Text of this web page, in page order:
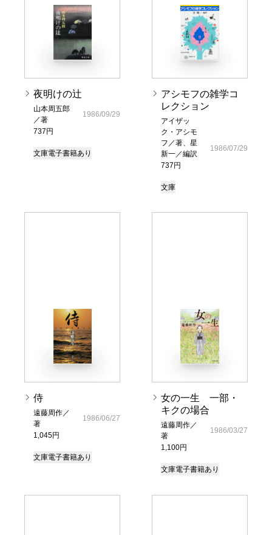
夜明けの辻
山本周五郎
／著
737円
1986/09/29
文庫電子書籍あり
アシモフの雑学コ
レクション
アイザッ
ク・アシモ
フ／著、星
新一／編訳
737円
1986/07/29
文庫
侍
遠藤周作／
著
1,045円
1986/06/27
文庫電子書籍あり
女の一生 一部・
キクの場合
遠藤周作／
著
1,100円
1986/03/27
文庫電子書籍あり